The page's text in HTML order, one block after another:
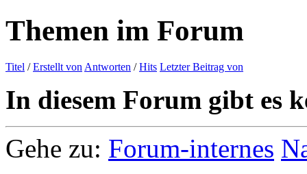
Themen im Forum
Titel /Erstellt von Antworten /Hits Letzter Beitrag von
In diesem Forum gibt es
Gehe zu: Forum-internes